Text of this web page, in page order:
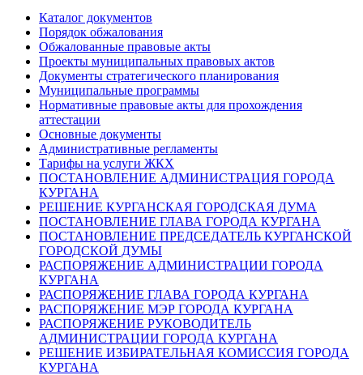
Каталог документов
Порядок обжалования
Обжалованные правовые акты
Проекты муниципальных правовых актов
Документы стратегического планирования
Муниципальные программы
Нормативные правовые акты для прохождения
аттестации
Основные документы
Административные регламенты
Тарифы на услуги ЖКХ
ПОСТАНОВЛЕНИЕ АДМИНИСТРАЦИЯ ГОРОДА
КУРГАНА
РЕШЕНИЕ КУРГАНСКАЯ ГОРОДСКАЯ ДУМА
ПОСТАНОВЛЕНИЕ ГЛАВА ГОРОДА КУРГАНА
ПОСТАНОВЛЕНИЕ ПРЕДСЕДАТЕЛЬ КУРГАНСКОЙ
ГОРОДСКОЙ ДУМЫ
РАСПОРЯЖЕНИЕ АДМИНИСТРАЦИИ ГОРОДА
КУРГАНА
РАСПОРЯЖЕНИЕ ГЛАВА ГОРОДА КУРГАНА
РАСПОРЯЖЕНИЕ МЭР ГОРОДА КУРГАНА
РАСПОРЯЖЕНИЕ РУКОВОДИТЕЛЬ
АДМИНИСТРАЦИИ ГОРОДА КУРГАНА
РЕШЕНИЕ ИЗБИРАТЕЛЬНАЯ КОМИССИЯ ГОРОДА
КУРГАНА